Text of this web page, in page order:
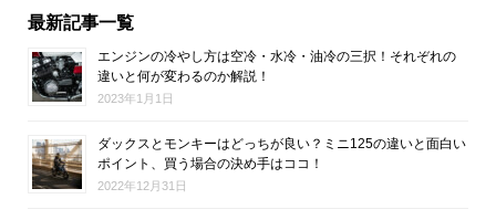
最新記事一覧
エンジンの冷やし方は空冷・水冷・油冷の三択！それぞれの
違いと何が変わるのか解説！
2023年1月1日
ダックスとモンキーはどっちが良い？ミニ125の違いと面白い
ポイント、買う場合の決め手はココ！
2022年12月31日